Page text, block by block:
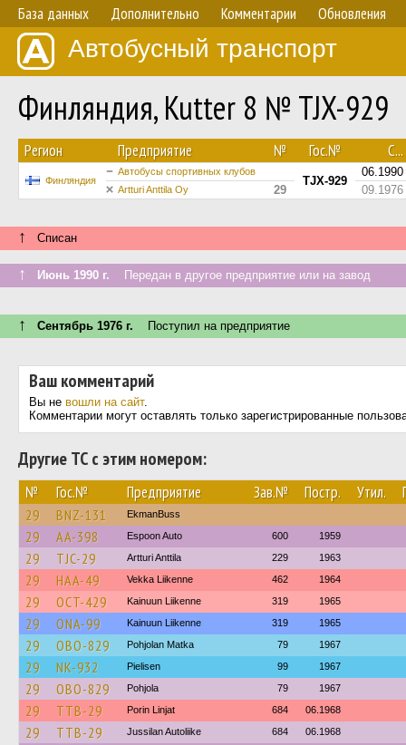
База данных Дополнительно Комментарии Обновления
Автобусный транспорт
Финляндия, Kutter 8 № TJX-929
Регион Предприятие № Гос.№ С...
Финляндия
Автобусы спортивных клубов
TJX-929
06.1990
Artturi Anttila Oy 29 09.1976
↑ Списан
↑ Июнь 1990 г. Передан в другое предприятие или на завод
↑ Сентябрь 1976 г. Поступил на предприятие
Ваш комментарий
Вы не вошли на сайт.
Комментарии могут оставлять только зарегистрированные
Другие ТС с этим номером:
№ Гос.№ Предприятие Зав.№ Постр. Утил.
29 BNZ-131 EkmanBuss
29 AA-398 Espoon Auto 600 1959
29 TJC-29 Artturi Anttila 229 1963
29 HAA-49 Vekka Liikenne 462 1964
29 OCT-429 Kainuun Liikenne 319 1965
29 ONA-99 Kainuun Liikenne 319 1965
29 OBO-829 Pohjolan Matka 79 1967
29 NK-932 Pielisen 99 1967
29 OBO-829 Pohjola 79 1967
29 TTB-29 Porin Linjat 684 06.1968
29 TTB-29 Jussilan Autoliike 684 06.1968